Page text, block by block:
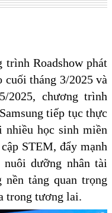
trình Roadshow phát
tháng 3/2025 và
2025, chương trình
tiếp tục thực
học sinh miền
STEM, đẩy mạnh
dưỡng nhân tài
tảng quan trọng
trong tương lai.